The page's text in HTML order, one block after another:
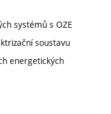
systémů s OZE
soustavu
energetických